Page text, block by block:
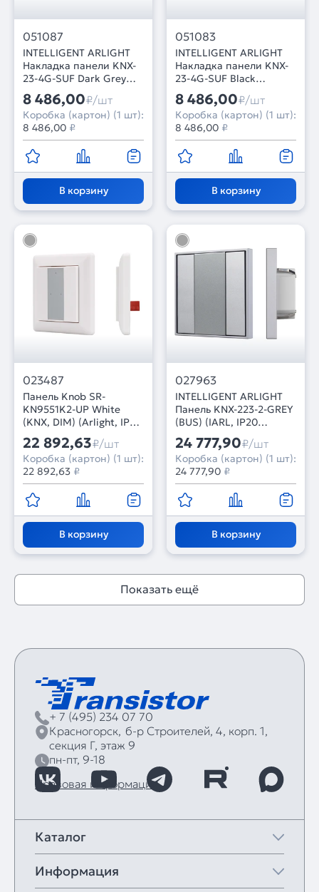
051087
INTELLIGENT ARLIGHT
Накладка панели KNX-
23-4G-SUF Dark Grey
(Backlight) (IARL, IP20
Металл, 2 года)
8 486,00₽/шт
Коробка (картон) (1 шт):
8 486,00 ₽
В корзину
051083
INTELLIGENT ARLIGHT
Накладка панели KNX-
23-4G-SUF Black
(Backlight) (IARL, IP20
Металл, 2 года)
8 486,00₽/шт
Коробка (картон) (1 шт):
8 486,00 ₽
В корзину
023487
Панель Knob SR-
KN9551K2-UP White
(KNX, DIM) (Arlight, IP20
Пластик, 3 года)
22 892,63₽/шт
Коробка (картон) (1 шт):
22 892,63 ₽
В корзину
027963
INTELLIGENT ARLIGHT
Панель KNX-223-2-GREY
(BUS) (IARL, IP20
Металл, 3 года)
24 777,90₽/шт
Коробка (картон) (1 шт):
24 777,90 ₽
В корзину
Показать ещё
+ 7 (495) 234 07 70
Красногорск, б‑р Строителей, 4, корп. 1,
секция Г, этаж 9
пн-пт, 9-18
Правовая информация
Каталог
Информация